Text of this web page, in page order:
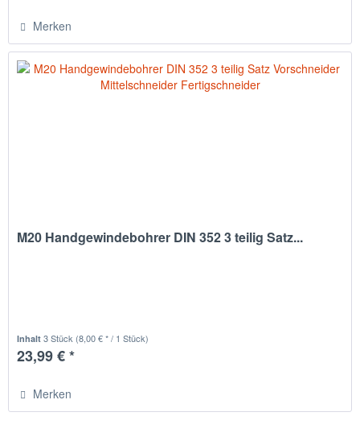
Merken
M20 Handgewindebohrer DIN 352 3 teilig Satz...
Inhalt3 Stück (8,00 € * / 1 Stück)
23,99 € *
Merken